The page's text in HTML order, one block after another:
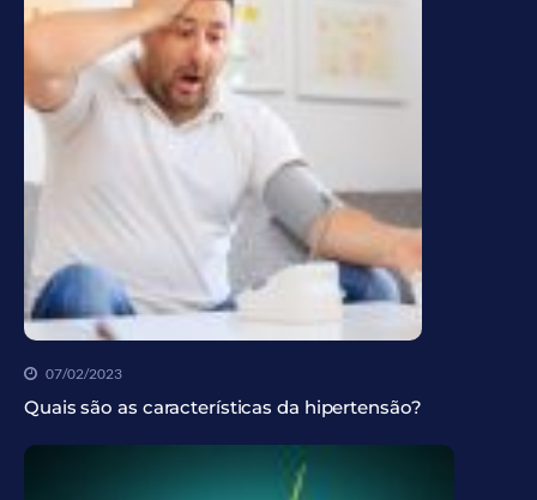
07/02/2023
Quais são as características da hipertensão?